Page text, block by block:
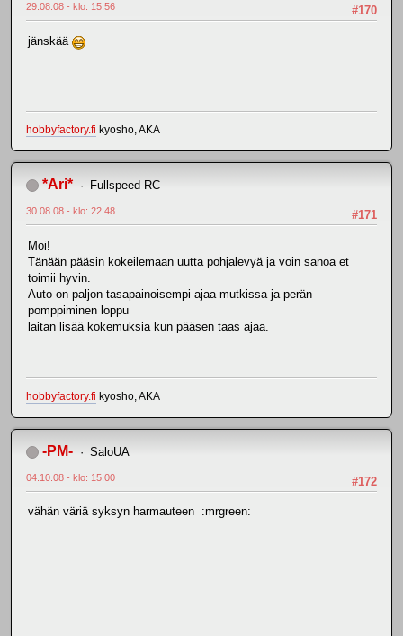
#170
29.08.08 - klo: 15.56
jänskää
hobbyfactory.fi kyosho, AKA
*Ari* Fullspeed RC
#171
30.08.08 - klo: 22.48
Moi!
Tänään pääsin kokeilemaan uutta pohjalevyä ja voin sanoa et
toimii hyvin.
Auto on paljon tasapainoisempi ajaa mutkissa ja perän
pomppiminen loppu
laitan lisää kokemuksia kun pääsen taas ajaa.
hobbyfactory.fi kyosho, AKA
-PM- SaloUA
#172
04.10.08 - klo: 15.00
vähän väriä syksyn harmauteen :mrgreen: